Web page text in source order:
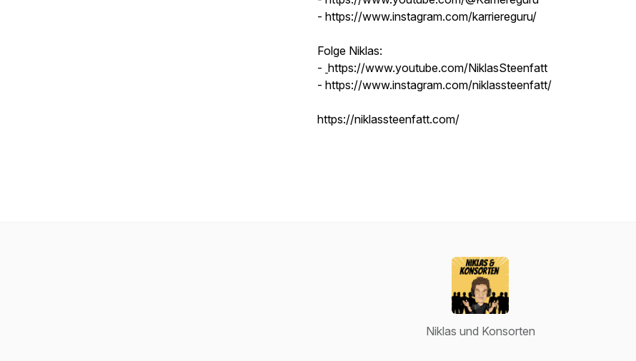
- https://www.instagram.com/karriereguru/
Folge Niklas:
- https://www.youtube.com/NiklasSteenfatt
- https://www.instagram.com/niklassteenfatt/
https://niklassteenfatt.com/
Niklas und Konsorten